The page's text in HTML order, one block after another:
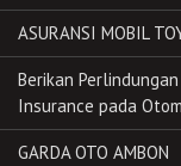
ASURANSI MOBIL
Berikan
Insurance pada
GARDA OTO AMBON